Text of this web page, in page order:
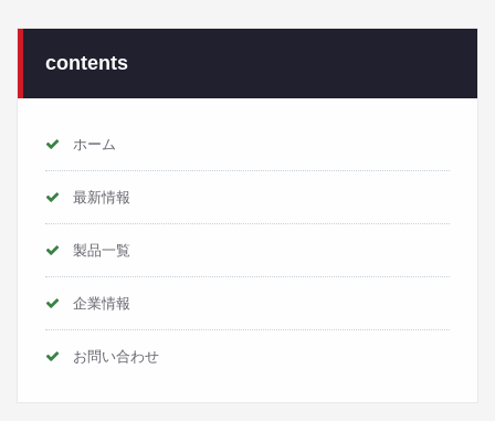
contents
ホーム
最新情報
製品一覧
企業情報
お問い合わせ